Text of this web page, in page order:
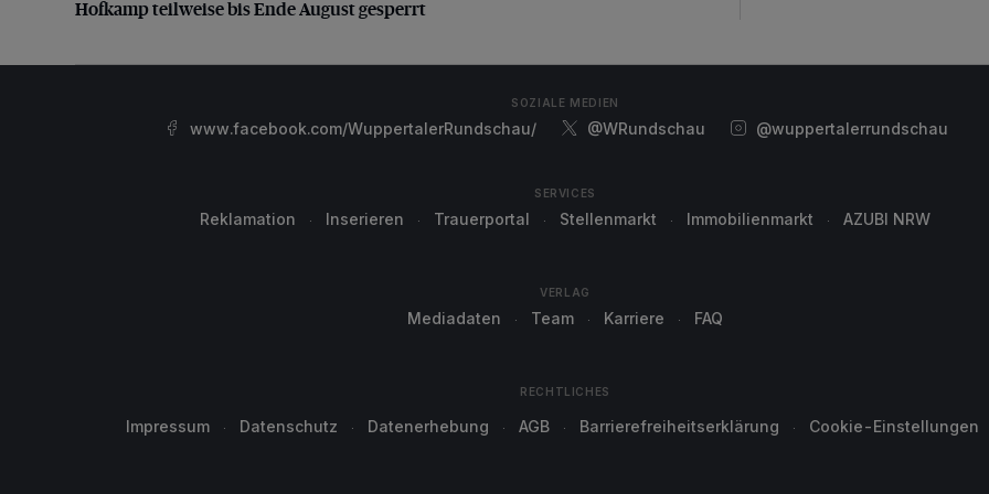
Hofkamp teilweise bis Ende August gesperrt
SOZIALE MEDIEN
www.facebook.com/WuppertalerRundschau/ @WRundschau @wuppertalerrundschau
SERVICES
Reklamation Inserieren Trauerportal Stellenmarkt Immobilienmarkt AZUBI NRW
VERLAG
Mediadaten Team Karriere FAQ
RECHTLICHES
Impressum Datenschutz Datenerhebung AGB Barrierefreiheitserklärung Cookie-Einstellungen